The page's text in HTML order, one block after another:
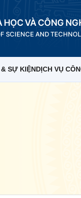
HỌC VÀ CÔNG
SCIENCE AND
SỰ KIỆNDỊCH VỤ